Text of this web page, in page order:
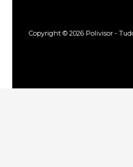
Copyright © 2026 Polivisor -